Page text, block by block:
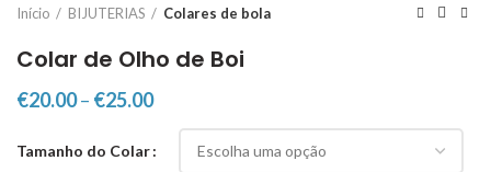
Início BIJUTERIAS Colares de bola
Colar de Olho de Boi
€20.00– €25.00
Tamanho do Colar